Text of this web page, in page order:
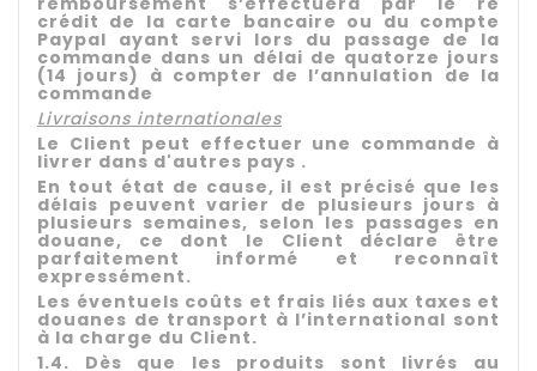
crédit de la carte bancaire ou du compte
Paypal ayant servi lors du passage de la
commande dans un délai de quatorze jours
(14 jours) à compter de l’annulation de la
commande
Livraisons internationales
Le Client peut effectuer une commande à
livrer dans d'autres pays .
En tout état de cause, il est précisé que les
délais peuvent varier de plusieurs jours à
plusieurs semaines, selon les passages en
douane, ce dont le Client déclare être
parfaitement informé et reconnaît
expressément.
Les éventuels coûts et frais liés aux taxes et
douanes de transport à l’international sont
à la charge du Client.
1.4. Dès que les produits sont livrés au